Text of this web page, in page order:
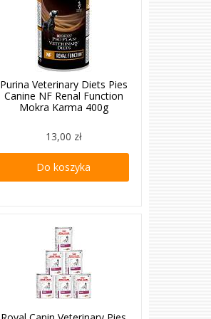
Purina Veterinary Diets Pies
Canine NF Renal Function
Mokra Karma 400g
13,00 zł
Do koszyka